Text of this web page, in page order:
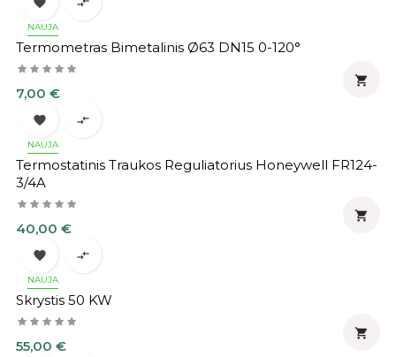
NAUJA
Termometras Bimetalinis Ø63 DN15 0-120°
Kaina
7,00 €

NAUJA
 
Termostatinis Traukos Reguliatorius Honeywell FR124-
3/4A
Kaina
40,00 €

NAUJA
 
Skrystis 50 KW
Kaina
55,00 €
